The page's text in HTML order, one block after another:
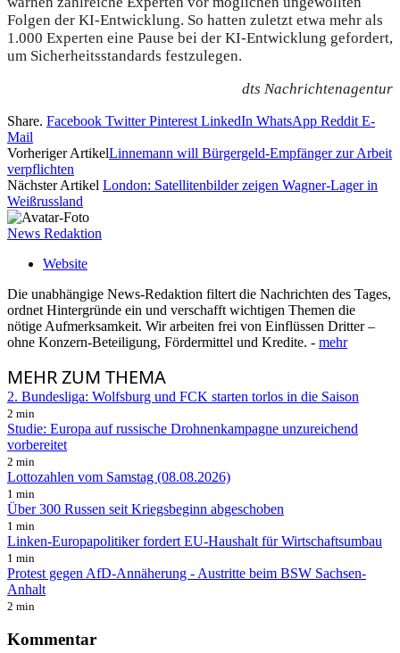
Folgen der KI-Entwicklung. So hatten zuletzt etwa mehr als
1.000 Experten eine Pause bei der KI-Entwicklung gefordert,
um Sicherheitsstandards festzulegen.
dts Nachrichtenagentur
Share. Facebook Twitter Pinterest LinkedIn WhatsApp Reddit E-
Mail
Vorheriger ArtikelLinnemann will Bürgergeld-Empfänger zur Arbeit
verpflichten
Nächster Artikel London: Satellitenbilder zeigen Wagner-Lager in
Weißrussland
News Redaktion
Website
Die unabhängige News-Redaktion filtert die Nachrichten des Tages,
ordnet Hintergründe ein und verschafft wichtigen Themen die
nötige Aufmerksamkeit. Wir arbeiten frei von Einflüssen Dritter –
ohne Konzern-Beteiligung, Fördermittel und Kredite. - mehr
MEHRZUM THEMA
2. Bundesliga: Wolfsburg und FCK starten torlos in die Saison
2 min
Studie: Europa auf russische Drohnenkampagne unzureichend
vorbereitet
2 min
Lottozahlen vom Samstag (08.08.2026)
1 min
Über 300 Russen seit Kriegsbeginn abgeschoben
1 min
Linken-Europapolitiker fordert EU-Haushalt für Wirtschaftsumbau
1 min
Protest gegen AfD-Annäherung - Austritte beim BSW Sachsen-
Anhalt
2 min
Kommentar